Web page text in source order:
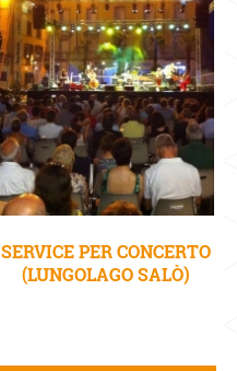
SERVICE PER CONCERTO
(LUNGOLAGO SALÒ)